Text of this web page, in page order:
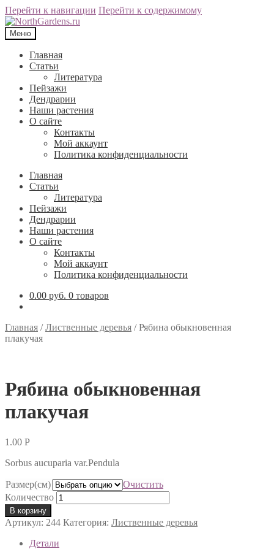
Перейти к навигации Перейти к содержимому
Меню
Главная
Статьи
Литература
Пейзажи
Дендрарии
Наши растения
О сайте
Контакты
Мой аккаунт
Политика конфиденциальности
Главная
Статьи
Литература
Пейзажи
Дендрарии
Наши растения
О сайте
Контакты
Мой аккаунт
Политика конфиденциальности
0.00 руб. 0 товаров
Главная /Лиственные деревья /Рябина обыкновенная
плакучая
Рябина обыкновенная
плакучая
1.00 Р
Sorbus aucuparia var.Pendula
Размер(см)
Очистить
Количество
В корзину
Артикул: 244 Категория: Лиственные деревья
Детали